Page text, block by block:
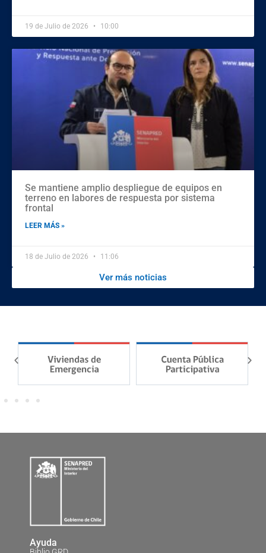
19 de Julio de 2026 10:00
Se mantiene amplio despliegue de equipos en
terreno en labores de respuesta por sistema
frontal
LEER MÁS »
18 de Julio de 2026 11:06
Ver más noticias
Ayuda